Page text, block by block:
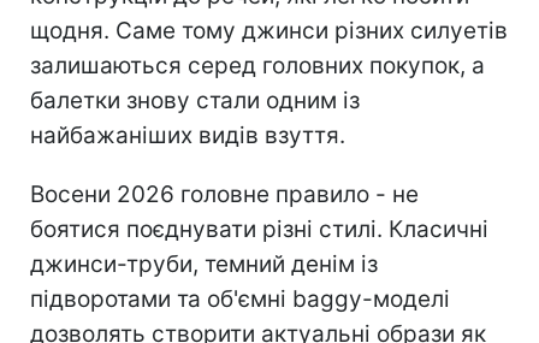
щодня. Саме тому джинси різних силуетів
залишаються серед головних покупок, а
балетки знову стали одним із
найбажаніших видів взуття.
Восени 2026 головне правило - не
боятися поєднувати різні стилі. Класичні
джинси-труби, темний денім із
підворотами та об'ємні baggy-моделі
дозволять створити актуальні образи як